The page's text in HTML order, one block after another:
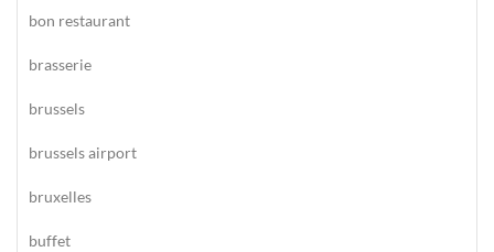
bon restaurant
brasserie
brussels
brussels airport
bruxelles
buffet